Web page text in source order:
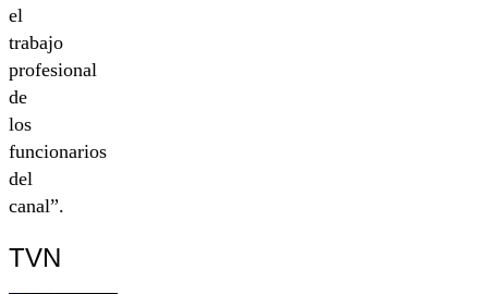
el
trabajo
profesional
de
los
funcionarios
del
canal”.
TVN